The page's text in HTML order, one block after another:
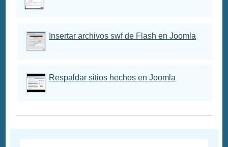
Insertar archivos swf de Flash en Joomla
Respaldar sitios hechos en Joomla